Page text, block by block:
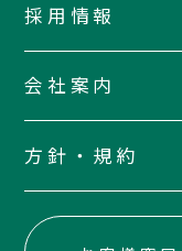
採用情報
会社案内
方針・規約